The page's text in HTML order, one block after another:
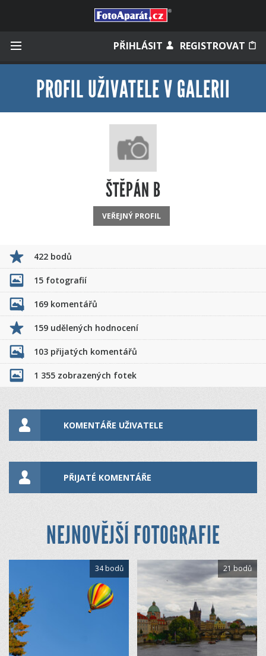
PŘIHLÁSIT REGISTROVAT
Zapomněli jste heslo?
Měli jste účet na starém webu?
PROFIL UŽIVATELE V GALERII
ŠTĚPÁN B
VEŘEJNÝ PROFIL
422 bodů
15 fotografií
169 komentářů
159 udělených hodnocení
103 přijatých komentářů
1 355 zobrazených fotek
KOMENTÁŘE UŽIVATELE
PŘIJATÉ KOMENTÁŘE
NEJNOVĚJŠÍ FOTOGRAFIE
34 bodů 21 bodů